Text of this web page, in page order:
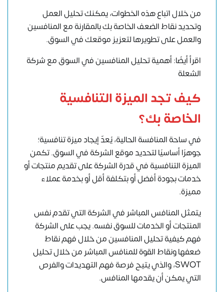
من خلال اتباع هذه الخطوات، يمكنك تحليل العمل
وتحديد نقاط الضعف الخاصة بك بالمقارنة مع المنافسين
والعمل على تطويرها لتعزيز موقعك في السوق.
اقرأ أيضًا: أهمية تحليل المنافسين في السوق مع شركة
الشعلة
كيف تجد الميزة التنافسية
الخاصة بك؟
في ساحة المنافسة الحالية، يُعدّ إيجاد ميزة تنافسية؛
جوهرًا أساسيًا لتحديد موقع الشركة في السوق. تكمن
الميزة التنافسية في قدرة الشركة على تقديم منتجات أو
خدمات بجودة أفضل أو بتكلفة أقل أو بخدمة عملاء
مميزة.
يتمثل المنافس المباشر في الشركة التي تقدم نفس
المنتجات أو الخدمات للسوق نفسه. يجب على الشركة
فهم كيفية تحليل المنافسين من خلال فهم نقاط
ضعفها ونقاط القوة للمنافس المباشر من خلال تحليل
SWOT، والذي يتيح فرصة فهم التهديدات والفرص
التي يمكن أن يقدمها المنافس.